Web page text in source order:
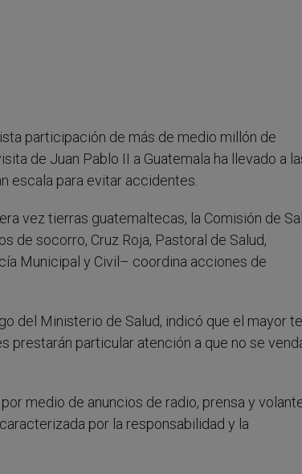
participación de más de medio millón de
de Juan Pablo II a Guatemala ha llevado a
escala para evitar accidentes.
vez tierras guatemaltecas, la Comisión de
de socorro, Cruz Roja, Pastoral de Salud,
Municipal y Civil– coordina acciones de
del Ministerio de Salud, indicó que el mayor
prestarán particular atención a que no se
medio de anuncios de radio, prensa y
por la responsabilidad y la